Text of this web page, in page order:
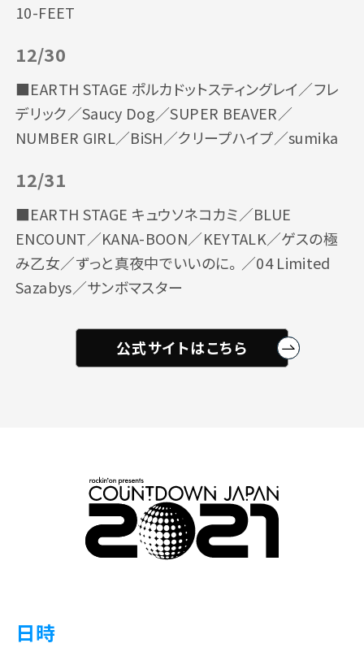
10-FEET
12/30
■EARTH STAGE ポルカドットスティングレイ／フレ
デリック／Saucy Dog／SUPER BEAVER／
NUMBER GIRL／BiSH／クリープハイプ／sumika
12/31
■EARTH STAGE キュウソネコカミ／BLUE
ENCOUNT／KANA-BOON／KEYTALK／ゲスの極
み乙女／ずっと真夜中でいいのに。／04 Limited
Sazabys／サンボマスター
公式サイトはこちら
日時